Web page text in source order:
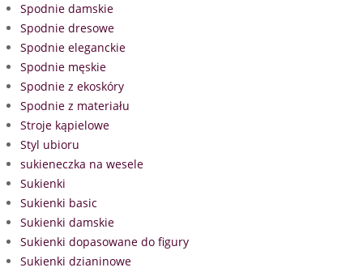
Spodnie damskie
Spodnie dresowe
Spodnie eleganckie
Spodnie męskie
Spodnie z ekoskóry
Spodnie z materiału
Stroje kąpielowe
Styl ubioru
sukieneczka na wesele
Sukienki
Sukienki basic
Sukienki damskie
Sukienki dopasowane do figury
Sukienki dzianinowe